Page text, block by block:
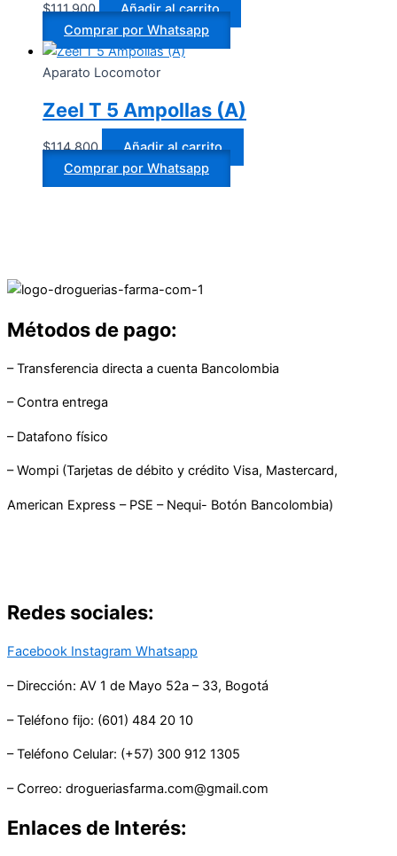
$111.900
Añadir al carrito
Comprar por Whatsapp
Aparato Locomotor
Zeel T 5 Ampollas (A)
$114.800
Añadir al carrito
Comprar por Whatsapp
Métodos de pago:
– Transferencia directa a cuenta Bancolombia
– Contra entrega
– Datafono físico
– Wompi (Tarjetas de débito y crédito Visa, Mastercard,
American Express – PSE – Nequi- Botón Bancolombia)
Redes sociales:
Facebook Instagram Whatsapp
– Dirección: AV 1 de Mayo 52a – 33, Bogotá
– Teléfono fijo: (601) 484 20 10
– Teléfono Celular: (+57) 300 912 1305
– Correo: drogueriasfarma.com@gmail.com
Enlaces de Interés: